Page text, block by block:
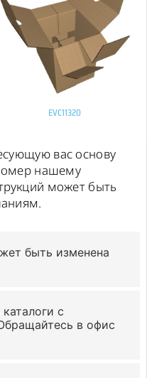
EVC11320
вас основу
нашему
может быть
быть изменена
с
в офис